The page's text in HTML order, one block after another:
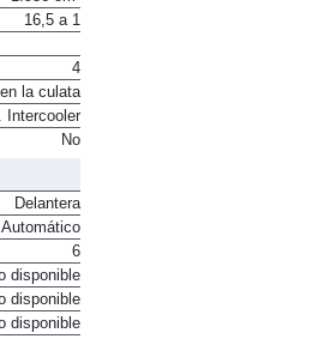
16,5 a 1
4
la culata
Intercooler
No
Delantera
Automático
6
disponible
disponible
disponible